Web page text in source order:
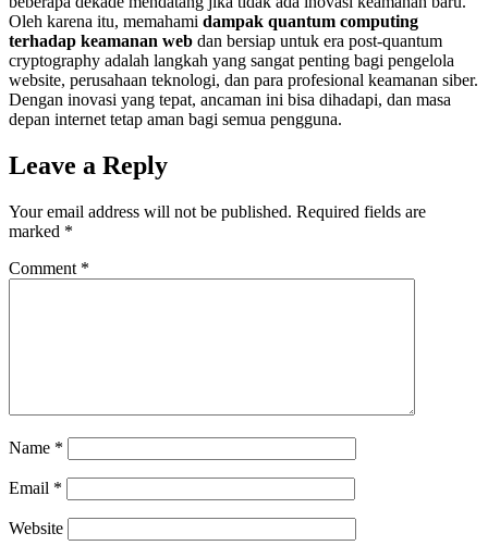
Oleh karena itu, memahami dampak quantum computing
terhadap keamanan web dan bersiap untuk era post-quantum
cryptography adalah langkah yang sangat penting bagi pengelola
website, perusahaan teknologi, dan para profesional keamanan siber.
Dengan inovasi yang tepat, ancaman ini bisa dihadapi, dan masa
depan internet tetap aman bagi semua pengguna.
Leave a Reply
Your email address will not be published. Required fields are
marked *
Comment *
Name *
Email *
Website